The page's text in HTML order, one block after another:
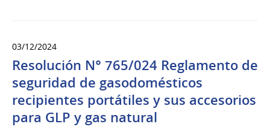
03/12/2024
Resolución N° 765/024 Reglamento de
seguridad de gasodomésticos
recipientes portátiles y sus accesorios
para GLP y gas natural